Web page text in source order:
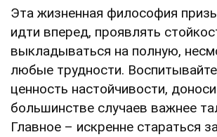
Эта жизненная философия
идти вперед, проявлять
выкладываться на полную,
любые трудности.
ценность настойчивости,
большинстве случаев важнее
Главное – искренне стараться